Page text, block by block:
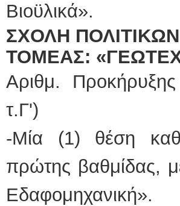
Βιοϋλικά».
ΣΧΟΛΗ
ΤΟΜΕΑΣ:
Αριθμ.
τ.Γ')
-Μία (1) θέση
πρώτης βαθμίδας,
Εδαφομηχανική».